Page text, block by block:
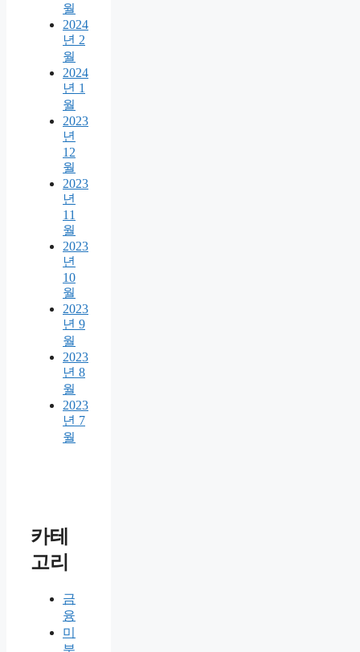
월
2024
년 2
월
2024
년 1
월
2023
년
12
월
2023
년
11
월
2023
년
10
월
2023
년 9
월
2023
년 8
월
2023
년 7
월
카테
고리
금
융
미